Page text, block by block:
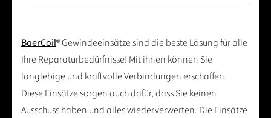
BaerCoil® Gewindeeinsätze sind die beste Lösung für alle
Ihre Reparaturbedürfnisse! Mit ihnen können Sie
langlebige und kraftvolle Verbindungen erschaffen.
Diese Einsätze sorgen auch dafür, dass Sie keinen
Ausschuss haben und alles wiederverwerten. Die Einsätze